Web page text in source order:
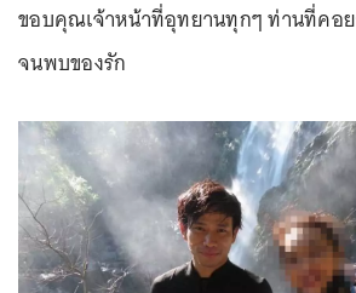
ขอบคุณเจ้าหน้าที่อุทยานทุกๆ ท่านที่คอ
จนพบของรัก